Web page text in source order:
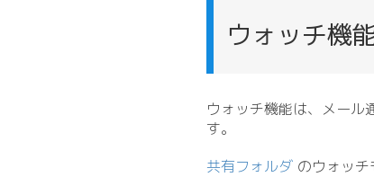
ウォッチ機
ウォッチ機能は、メール
す。
共有フォルダのウォッチ